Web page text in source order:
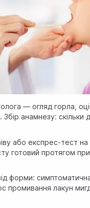
— огляд горла,
анамнезу: скільки
або експрес-тест на
готовий протягом
форми:
промивання лакун